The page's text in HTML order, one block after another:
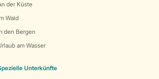
der Küste
Wald
den Bergen
am Wasser
Unterkünfte